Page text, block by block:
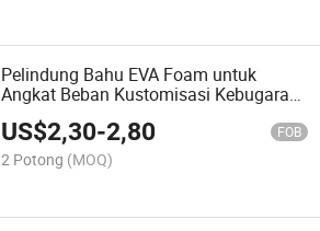
Pelindung Bahu EVA Foam untuk
Angkat Beban Kustomisasi Kebugaran
Gym Barbell Pad Hip Thrusts
US$2,30-2,80 FOB
2 Potong (MOQ)